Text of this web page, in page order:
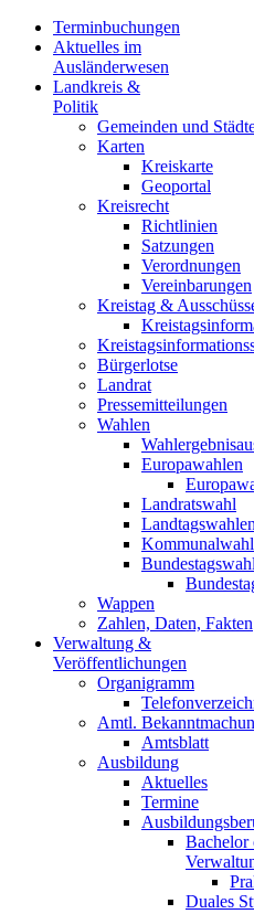
Terminbuchungen
Aktuelles im
Ausländerwesen
Landkreis &
Politik
Gemeinden und
Karten
Kreiskarte
Geoportal
Kreisrecht
Richtlinien
Satzungen
Verordnungen
Vereinbarungen
Kreistag &
Bürgerlotse
Landrat
Pressemitteilungen
Wahlen
Europawahlen
Landratswahl
Landtagswahlen
Wappen
Zahlen, Daten, Fakten
Verwaltung &
Veröffentlichungen
Organigramm
Amtl.
Amtsblatt
Ausbildung
Aktuelles
Termine
Bachelor
Duales